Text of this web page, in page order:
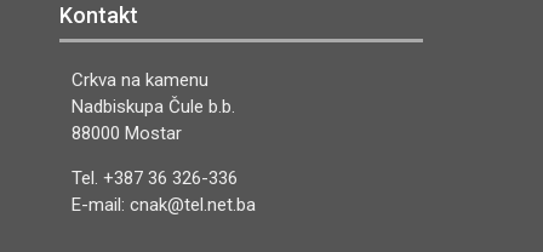
Kontakt
Crkva na kamenu
Nadbiskupa Čule b.b.
88000 Mostar
Tel. +387 36 326-336
E-mail: cnak@tel.net.ba